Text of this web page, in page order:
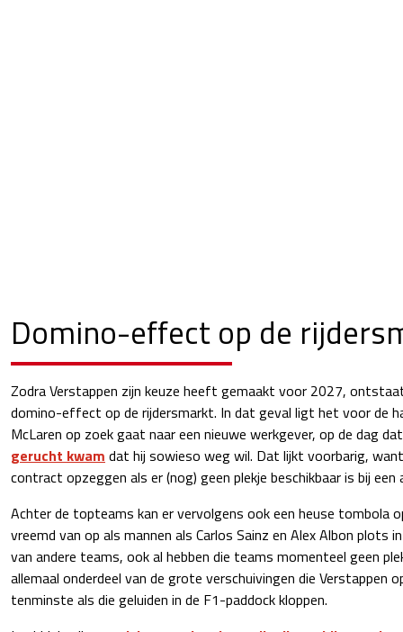
Domino-effect op de
Zodra Verstappen zijn keuze heeft gemaakt voor 2027,
domino-effect op de rijdersmarkt. In dat geval ligt het voor de
McLaren op zoek gaat naar een nieuwe werkgever, op de dag
gerucht kwam dat hij sowieso weg wil. Dat lijkt voorbarig,
contract opzeggen als er (nog) geen plekje beschikbaar is bij
Achter de topteams kan er vervolgens ook een heuse tombola
vreemd van op als mannen als Carlos Sainz en Alex Albon plots
van andere teams, ook al hebben die teams momenteel geen
allemaal onderdeel van de grote verschuivingen die Verstappen
tenminste als die geluiden in de F1-paddock kloppen.